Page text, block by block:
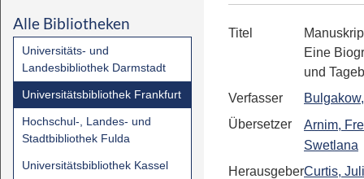
Alle Bibliotheken
Universitäts- und
Landesbibliothek Darmstadt
Universitätsbibliothek Frankfurt
Hochschul-, Landes- und
Stadtbibliothek Fulda
Universitätsbibliothek Kassel
Titel
Eine
und
Verfasser
Übersetzer
Arnim,
Swetlana
HerausgeberCurtis,